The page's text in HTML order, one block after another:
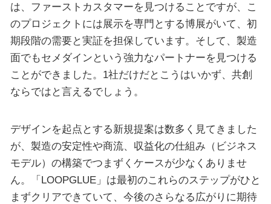
は、ファーストカスタマーを見つけることですが、こ
のプロジェクトには展示を専門とする博展がいて、初
期段階の需要と実証を担保しています。そして、製造
面でもセメダインという強力なパートナーを見つける
ことができました。1社だけだとこうはいかず、共創
ならではと言えるでしょう。
デザインを起点とする新規提案は数多く見てきました
が、製造の安定性や商流、収益化の仕組み（ビジネス
モデル）の構築でつまずくケースが少なくありませ
ん。「LOOPGLUE」は最初のこれらのステップがひと
まずクリアできていて、今後のさらなる広がりに期待